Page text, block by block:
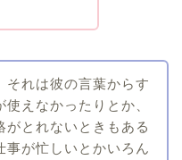
それは彼の言葉からす
えなかったりとか、
がとれないときもある
事が忙しいとかいろん